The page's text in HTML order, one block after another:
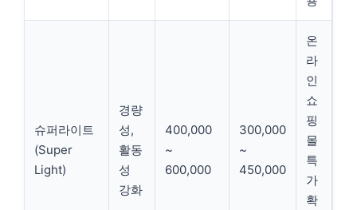
슈퍼라이트
(Super
Light)
경량
성,
활동
성
강화
400,000
~
600,000
300,000
~
450,000
온
라
인
쇼
핑
몰
특
가
확